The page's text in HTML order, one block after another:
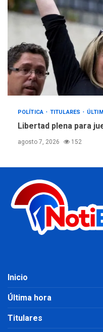
POLÍTICA TITULARES
Libertad plena para
agosto 7, 2026 152
Inicio
Última hora
Titulares